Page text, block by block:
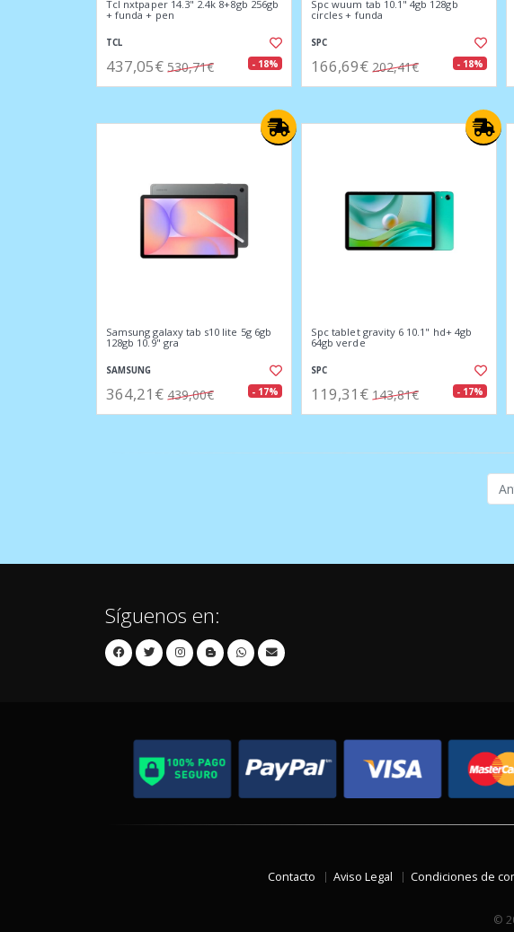
Tcl nxtpaper 14.3" 2.4k 8+8gb 256gb
+ funda + pen
TCL
437,05€ 530,71€ - 18%
Spc wuum tab 10.1" 4gb 128gb
circles + funda
SPC
166,69€ 202,41€ - 18%
Samsung galaxy tab s10 lite 5g 6gb
128gb 10.9" gra
SAMSUNG
364,21€ 439,00€ - 17%
Spc tablet gravity 6 10.1" hd+ 4gb
64gb verde
SPC
119,31€ 143,81€ - 17%
Síguenos en:
Contacto Aviso Legal Condiciones de
©